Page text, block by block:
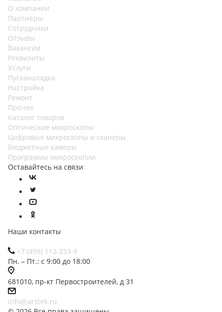
О компании
Партнеры
Сотрудники
Отзывы
Вакансии
Реквизиты
Услуги
Пусконаладка
Настройка
Ремонт
Прочее
Каталог товаров
Оптические микроскопы
Цифровые микроскопы и сканеры
Бюджетные камеры
Программы микроскопии
Оставайтесь на связи
Наши контакты
+7 (499) 112-333-9
Пн. – Пт.: с 9:00 до 18:00
681010, пр-кт Первостроителей, д 31
info@arstek.ru